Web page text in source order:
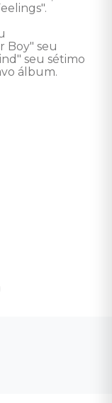
Boy" seu
seu sétimo
álbum.